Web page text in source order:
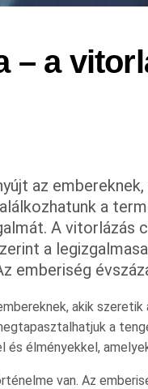
– a
az
a
A vitorlázás
a
emberiség
akik
a
élményekkel,
van. Az